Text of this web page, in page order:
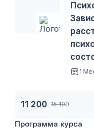
1
11 200 15 100
Программа курса